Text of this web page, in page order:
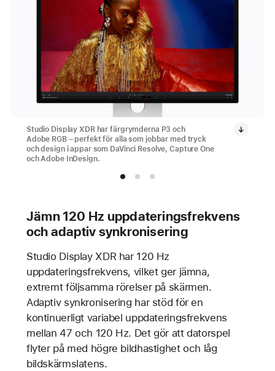
Studio Display XDR har färgrymderna P3 och
Adobe RGB – perfekt för alla som jobbar med tryck
och design i appar som DaVinci Resolve, Capture One
och Adobe InDesign.
Jämn 120 Hz uppdateringsfrekvens
och adaptiv synkronisering
Studio Display XDR har 120 Hz
uppdateringsfrekvens, vilket ger jämna,
extremt följsamma rörelser på skärmen.
Adaptiv synkronisering har stöd för en
kontinuerligt variabel uppdateringsfrekvens
mellan 47 och 120 Hz. Det gör att datorspel
flyter på med högre bildhastighet och låg
bildskärmslatens.